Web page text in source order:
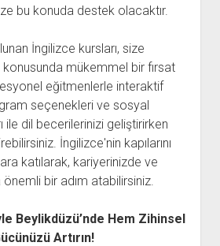
bu konuda destek olacaktır.
İngilizce kursları, size
mükemmel bir fırsat
eğitmenlerle interaktif
seçenekleri ve sosyal
ile dil becerilerinizi geliştirirken
İngilizce'nin kapılarını
katılarak, kariyerinizde ve
önemli bir adım atabilirsiniz.
Beylikdüzü’nde Hem Zihinsel
Artırın!